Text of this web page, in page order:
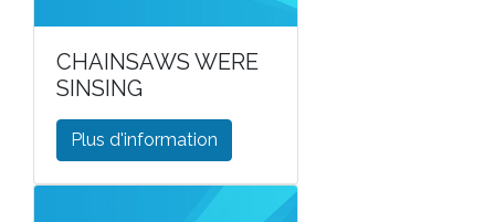
CHAINSAWS WERE
SINSING
Plus d'information